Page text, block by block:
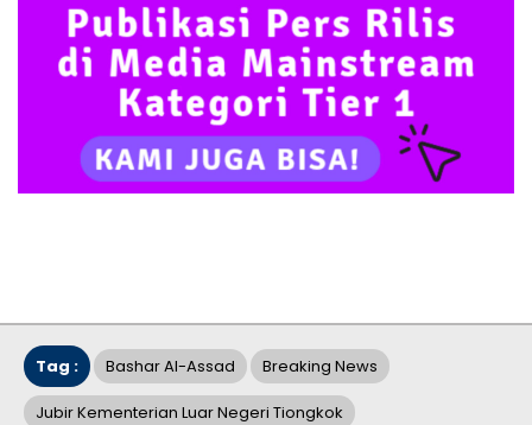
Tag : Bashar Al-Assad Breaking News
Jubir Kementerian Luar Negeri Tiongkok